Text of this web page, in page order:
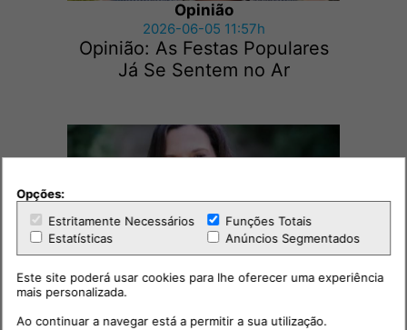
Opinião
2026-06-05 11:57h
Opinião: As Festas Populares
Já Se Sentem no Ar
Opinião
Opinião: Rita Seara, Fundadora
Opções:
Estritamente Necessários
Funções Totais
Estatísticas
Anúncios Segmentados
Este site poderá usar cookies para lhe oferecer uma experiência
mais personalizada.
Ao continuar a navegar está a permitir a sua utilização.